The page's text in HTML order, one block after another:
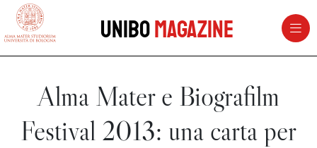
vai al contenuto della pagina
UniboMagazine
Alma Mater e Biografilm
Festival 2013: una carta per